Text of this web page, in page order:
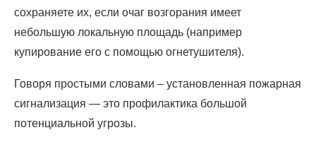
сохраняете их, если очаг возгорания имеет
небольшую локальную площадь (например
купирование его с помощью огнетушителя).
Говоря простыми словами – установленная пожарная
сигнализация — это профилактика большой
потенциальной угрозы.